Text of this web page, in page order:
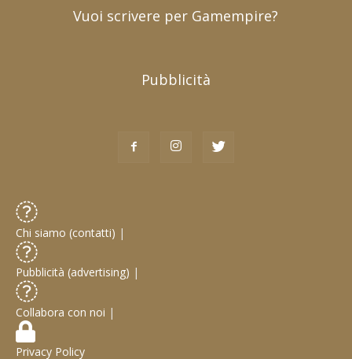
Vuoi scrivere per Gamempire?
Pubblicità
Chi siamo (contatti) |
Pubblicità (advertising) |
Collabora con noi |
Privacy Policy